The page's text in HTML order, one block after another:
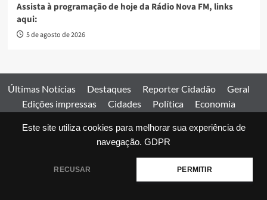
Este site utiliza cookies para melhorar sua experiência de
navegação. GDPR
RECUSAR PERMITIR
Assista à programação de hoje da Rádio Nova FM, links
aqui:
5 de agosto de 2026
Últimas Notícias Destaques Reporter Cidadão
Geral
Edições impressas
Cidades Política
Economia
Comercial
Edições impressas Expediente Home
© 2026 Jornal Estado de Goiás. Todos os direitos reservados.
by AF themes.